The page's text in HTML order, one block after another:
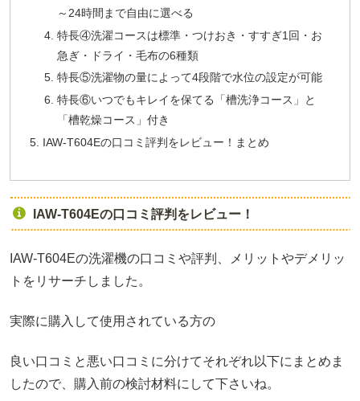
～24時間まで自由に選べる
特長④洗濯コースは標準・つけおき・すすぎ1回・お
急ぎ・ドライ・毛布の6種類
特長⑤洗濯物の量によって4段階で水位の設定が可能
特長⑥いつでもキレイを保てる「槽洗浄コース」と
「槽乾燥コース」付き
IAW-T604Eの口コミ評判をレビュー！まとめ
IAW-T604Eの口コミ評判をレビュー！
IAW-T604Eの洗濯機の口コミや評判、メリットやデメリッ
トをリサーチしました。
実際に購入して使用されている方の
良い口コミと悪い口コミに分けてそれぞれ以下にまとめま
したので、購入前の検討材料にして下さいね。